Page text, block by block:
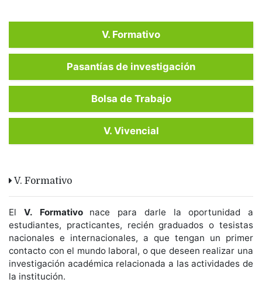
V. Formativo
Pasantías de investigación
Bolsa de Trabajo
V. Vivencial
V. Formativo
El V. Formativo
nace para darle la oportunidad a
estudiantes, practicantes, recién graduados o tesistas
nacionales e internacionales, a que tengan un primer
contacto con el mundo laboral, o que deseen realizar una
investigación académica relacionada a las actividades de
la institución.